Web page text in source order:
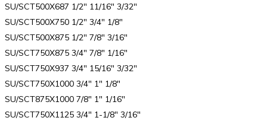
SU/SCT500X687 1/2″ 11/16″ 3/32″
SU/SCT500X750 1/2″ 3/4″ 1/8″
SU/SCT500X875 1/2″ 7/8″ 3/16″
SU/SCT750X875 3/4″ 7/8″ 1/16″
SU/SCT750X937 3/4″ 15/16″ 3/32″
SU/SCT750X1000 3/4″ 1″ 1/8″
SU/SCT875X1000 7/8″ 1″ 1/16″
SU/SCT750X1125 3/4″ 1-1/8″ 3/16″